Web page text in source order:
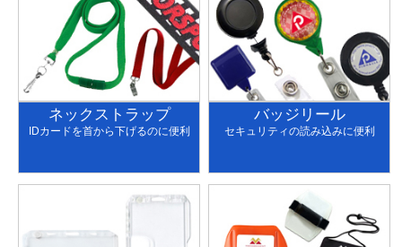
ネックストラップ
IDカードを首から下げるのに便利
バッジリール
セキュリティの読み込みに便利